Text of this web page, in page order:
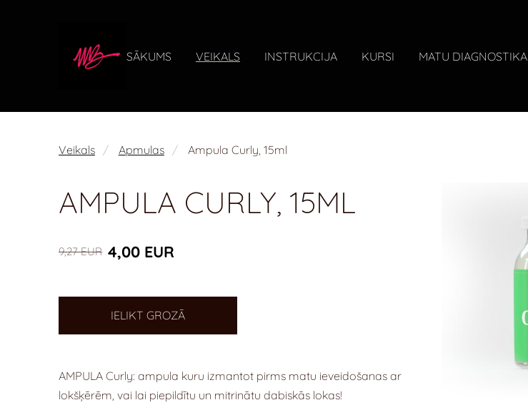
SĀKUMS VEIKALS INSTRUKCIJA KURSI MATU DIAGNOSTIKA
Veikals Apmulas Ampula Curly, 15ml
AMPULA CURLY, 15ML
9,27 EUR 4,00 EUR
IELIKT GROZĀ
AMPULA Curly: ampula kuru izmantot pirms matu ieveidošanas ar
lokšķērēm, vai lai piepildītu un mitrinātu dabiskās lokas!